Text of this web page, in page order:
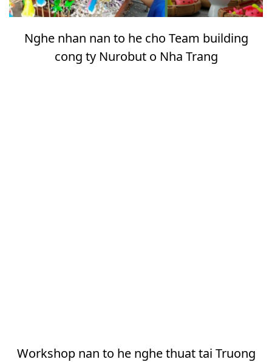
Nghe nhan nan to he cho Team building
cong ty Nurobut o Nha Trang
Workshop nan to he nghe thuat tai Truong